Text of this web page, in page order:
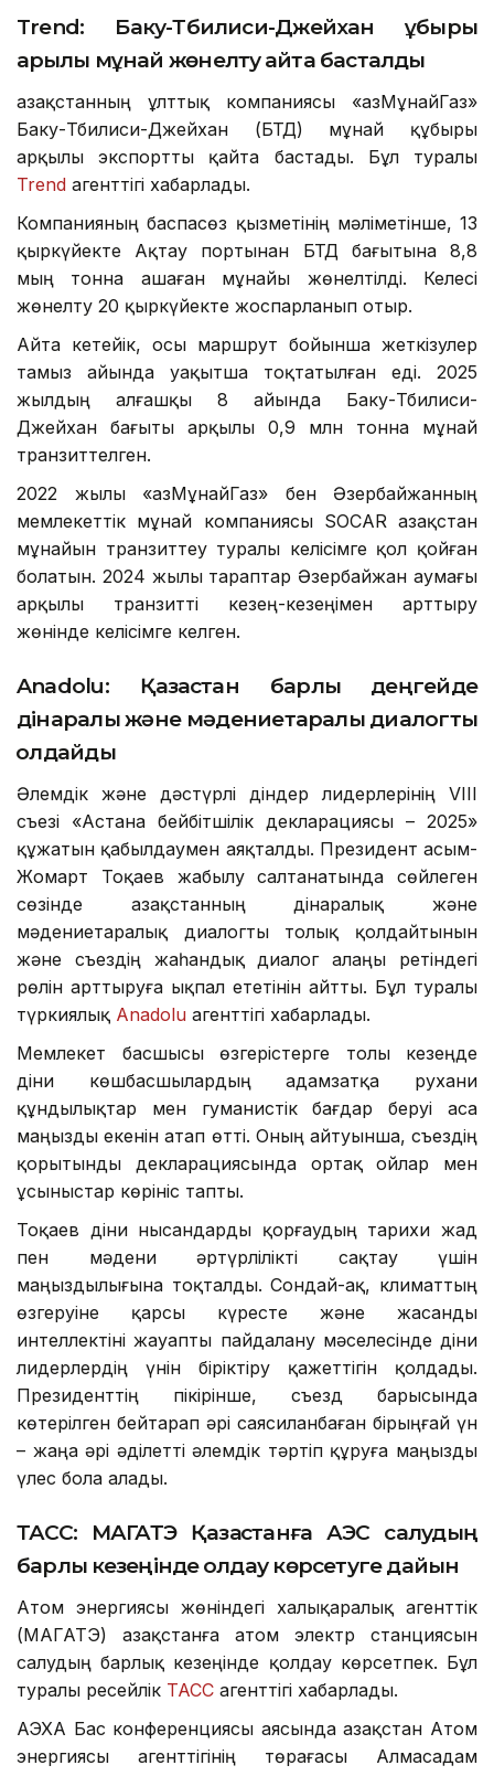
Trend: Баку-Тбилиси-Джейхан құбыры
арқылы мұнай жөнелту қайта басталды
Қазақстанның ұлттық компаниясы «ҚазМұнайГаз»
Баку-Тбилиси-Джейхан (БТД) мұнай құбыры
арқылы экспортты қайта бастады. Бұл туралы
Trend агенттігі хабарлады.
Компанияның баспасөз қызметінің мәліметінше, 13
қыркүйекте Ақтау портынан БТД бағытына 8,8
мың тонна Қашаған мұнайы жөнелтілді. Келесі
жөнелту 20 қыркүйекте жоспарланып отыр.
Айта кетейік, осы маршрут бойынша жеткізулер
тамыз айында уақытша тоқтатылған еді. 2025
жылдың алғашқы 8 айында Баку-Тбилиси-
Джейхан бағыты арқылы 0,9 млн тонна мұнай
транзиттелген.
2022 жылы «ҚазМұнайГаз» бен Әзербайжанның
мемлекеттік мұнай компаниясы SOCAR Қазақстан
мұнайын транзиттеу туралы келісімге қол қойған
болатын. 2024 жылы тараптар Әзербайжан аумағы
арқылы транзитті кезең-кезеңімен арттыру
жөнінде келісімге келген.
Anadolu: Қазақстан барлық деңгейде
дінаралық және мәдениетаралық диалогты
қолдайды
Әлемдік және дәстүрлі діндер лидерлерінің VIII
съезі «Астана бейбітшілік декларациясы – 2025»
құжатын қабылдаумен аяқталды. Президент Қасым-
Жомарт Тоқаев жабылу салтанатында сөйлеген
сөзінде Қазақстанның дінаралық және
мәдениетаралық диалогты толық қолдайтынын
және съездің жаһандық диалог алаңы ретіндегі
рөлін арттыруға ықпал ететінін айтты. Бұл туралы
түркиялық Anadolu агенттігі хабарлады.
Мемлекет басшысы өзгерістерге толы кезеңде
діни көшбасшылардың адамзатқа рухани
құндылықтар мен гуманистік бағдар беруі аса
маңызды екенін атап өтті. Оның айтуынша, съездің
қорытынды декларациясында ортақ ойлар мен
ұсыныстар көрініс тапты.
Тоқаев діни нысандарды қорғаудың тарихи жад
пен мәдени әртүрлілікті сақтау үшін
маңыздылығына тоқталды. Сондай-ақ, климаттың
өзгеруіне қарсы күресте және жасанды
интеллектіні жауапты пайдалану мәселесінде діни
лидерлердің үнін біріктіру қажеттігін қолдады.
Президенттің пікірінше, съезд барысында
көтерілген бейтарап әрі саясиланбаған бірыңғай үн
– жаңа әрі әділетті әлемдік тәртіп құруға маңызды
үлес бола алады.
ТАСС: МАГАТЭ Қазақстанға АЭС салудың
барлық кезеңінде қолдау көрсетуге дайын
Атом энергиясы жөніндегі халықаралық агенттік
(МАГАТЭ) Қазақстанға атом электр станциясын
салудың барлық кезеңінде қолдау көрсетпек. Бұл
туралы ресейлік ТАСС агенттігі хабарлады.
АЭХА Бас конференциясы аясында Қазақстан Атом
энергиясы агенттігінің төрағасы Алмасадам